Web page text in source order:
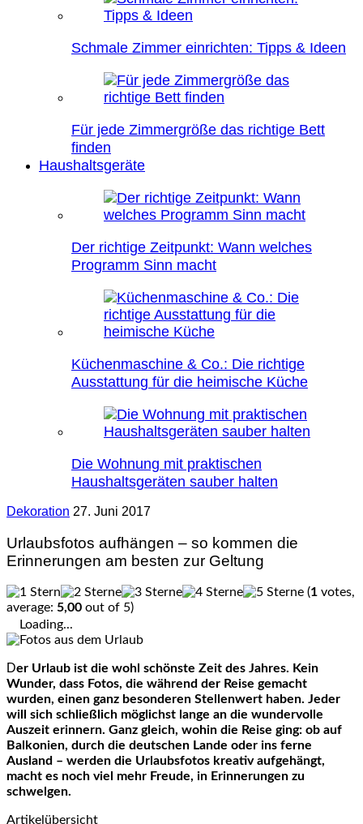
Schmale Zimmer einrichten: Tipps & Ideen
Für jede Zimmergröße das richtige Bett
finden
Haushaltsgeräte
Der richtige Zeitpunkt: Wann welches
Programm Sinn macht
Küchenmaschine & Co.: Die richtige
Ausstattung für die heimische Küche
Die Wohnung mit praktischen
Haushaltsgeräten sauber halten
Dekoration 27. Juni 2017
Urlaubsfotos aufhängen – so kommen die
Erinnerungen am besten zur Geltung
(1 votes,
average: 5,00 out of 5)
Loading...
Der Urlaub ist die wohl schönste Zeit des Jahres. Kein
Wunder, dass Fotos, die während der Reise gemacht
wurden, einen ganz besonderen Stellenwert haben. Jeder
will sich schließlich möglichst lange an die wundervolle
Auszeit erinnern. Ganz gleich, wohin die Reise ging: ob auf
Balkonien, durch die deutschen Lande oder ins ferne
Ausland – werden die Urlaubsfotos kreativ aufgehängt,
macht es noch viel mehr Freude, in Erinnerungen zu
schwelgen.
Artikelübersicht